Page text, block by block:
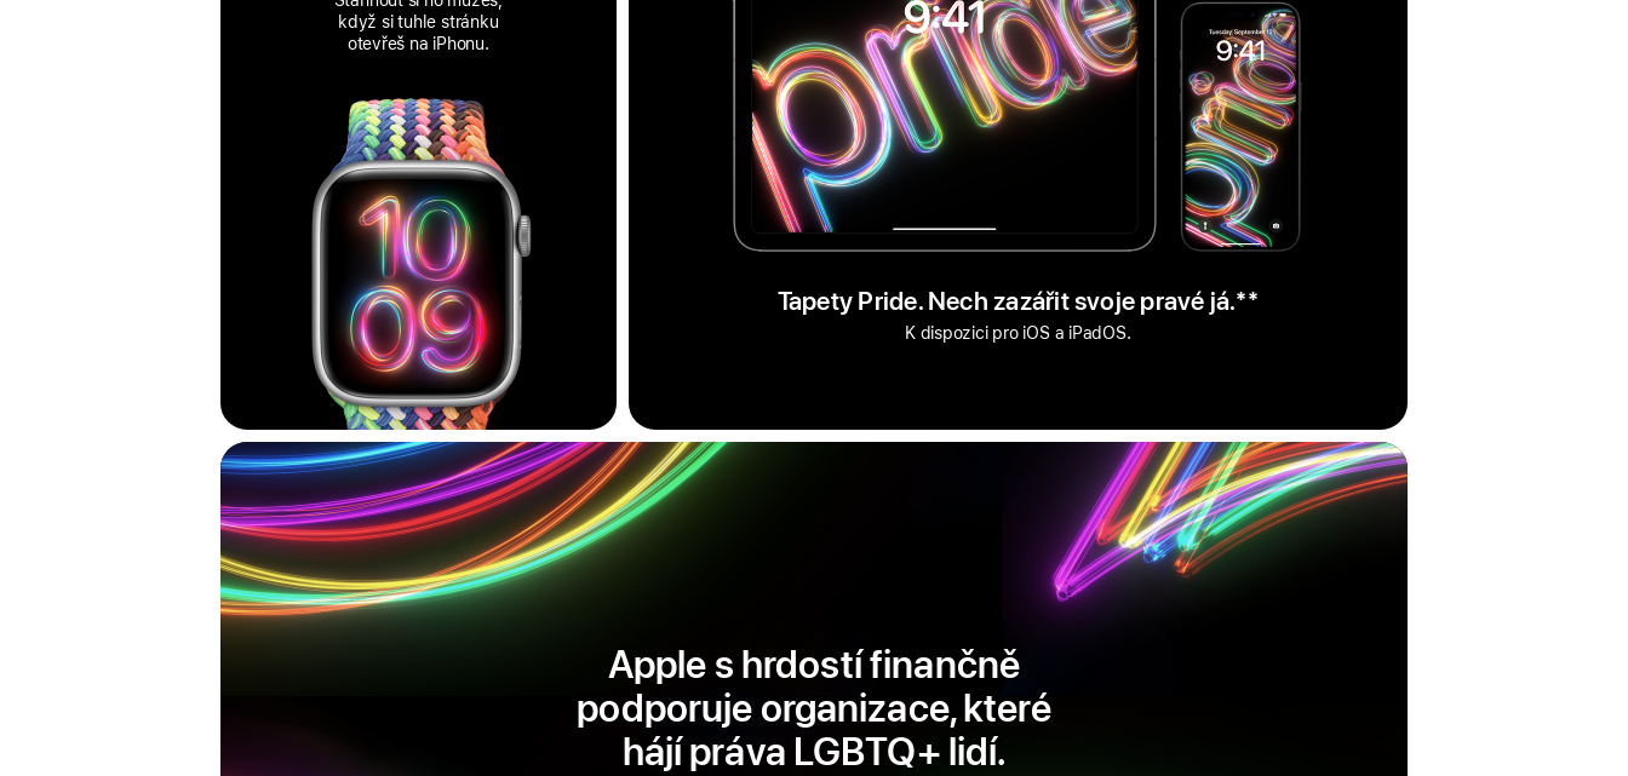
když si tuhle stránku
otevřeš na iPhonu.
Tapety Pride. Nech zazářit svoje pravé já.poznámka
**
K dispozici pro iOS a iPadOS.
Apple s hrdostí finančně
podporuje organizace, které
hájí práva LGBTQ+ lidí.